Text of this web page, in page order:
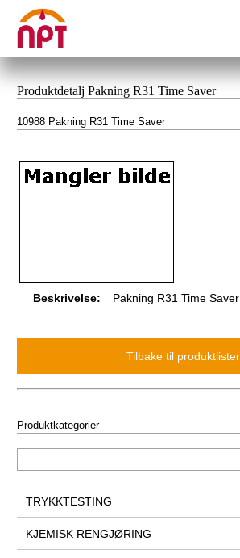
Produktdetalj Pakning R31 Time Saver
10988 Pakning R31 Time Saver
Beskrivelse: Pakning R31 Time Saver
Produktkategorier
TRYKKTESTING
KJEMISK RENGJØRING